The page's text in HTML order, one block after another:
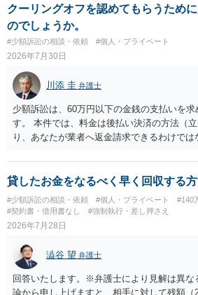
も付随していたことを無視することができ
ば、交際を終了させたことにより「一緒に
重大な障害が発生しており、当然にチケット
かは微妙であり、むしろ返金すべきとするの
合致するのではないか、という判断に傾く
えば、当該チケットが座席指定である場合、
隣り合わせになることは避けたいという心理
ところです。一方、チケットがエリア指定
合わせにならずに済むかもしれませんし、そ
あったり特別席であったりすれば、判断は変
ん。当該チケットがチケット転売防止法に規
該当し、券面上使用者が指定されている場
外に選択肢がない場合もあるでしょう。 こ
法的には「当事者の合理的意思」がどこに
必要になると思われます。なかなか難しい
ても回答は異なるかもしれません。
クーリングオフを認めてもらうため
のでしょうか。
#少額訴訟の相談・依頼 #個人・プライベート
2026年7月30日
川添 圭 弁護士
少額訴訟は、60万円以下の金銭の支払いを
す。 本件では、料金は後払い決済の方法（
り、あなたが業者へ返金請求できるわけで
在確認請求訴訟を提起することも考えられ
業者へ（原契約のクーリング・オフの証拠
の通知書を送り、もし訴訟や支払督促を行
争う、というやり方がベターではないかと思
センター等で、消費者問題に強い弁護士（消
貸したお金をなるべく早く回収する
#少額訴訟の相談・依頼 #個人・プライベート #140
#契約書・借用書なし
#強制執行・差し押さえ
2026年7月28日
澁谷 望 弁護士
回答いたします。※弁護士により見解は異な
論から申し上げますと、相手に対して残額